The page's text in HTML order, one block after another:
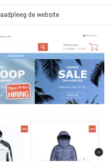
de website